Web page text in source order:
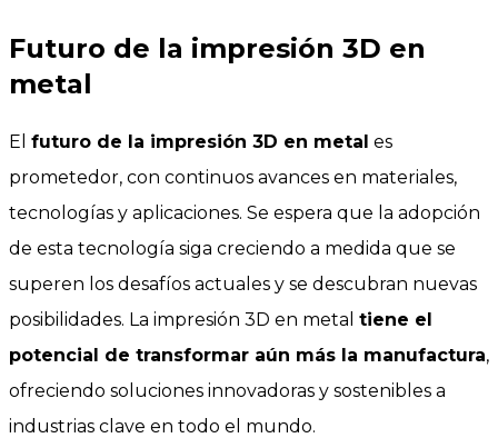
Futuro de la impresión 3D en
metal
El futuro de la impresión 3D en metal es
prometedor, con continuos avances en materiales,
tecnologías y aplicaciones. Se espera que la adopción
de esta tecnología siga creciendo a medida que se
superen los desafíos actuales y se descubran nuevas
posibilidades. La impresión 3D en metal tiene el
potencial de transformar aún más la manufactura,
ofreciendo soluciones innovadoras y sostenibles a
industrias clave en todo el mundo.